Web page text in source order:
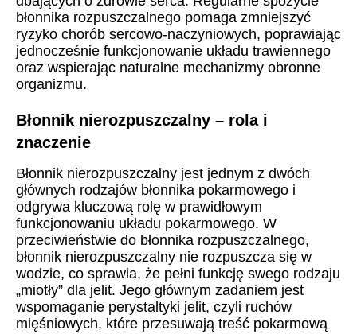
błonnika rozpuszczalnego pomaga zmniejszyć
ryzyko chorób sercowo-naczyniowych, poprawiając
jednocześnie funkcjonowanie układu trawiennego
oraz wspierając naturalne mechanizmy obronne
organizmu.
Błonnik nierozpuszczalny – rola i
znaczenie
Błonnik nierozpuszczalny jest jednym z dwóch
głównych rodzajów błonnika pokarmowego i
odgrywa kluczową rolę w prawidłowym
funkcjonowaniu układu pokarmowego. W
przeciwieństwie do błonnika rozpuszczalnego,
błonnik nierozpuszczalny nie rozpuszcza się w
wodzie, co sprawia, że pełni funkcję swego rodzaju
„miotły” dla jelit. Jego głównym zadaniem jest
wspomaganie perystaltyki jelit, czyli ruchów
mięśniowych, które przesuwają treść pokarmową